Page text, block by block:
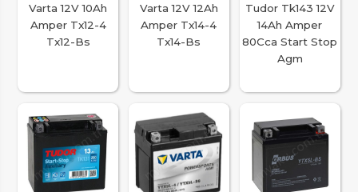
Varta 12V 10Ah
Amper Tx12-4
Tx12-Bs
Varta 12V 12Ah
Amper Tx14-4
Tx14-Bs
Tudor Tk143 12V
14Ah Amper
80Cca Start Stop
Agm